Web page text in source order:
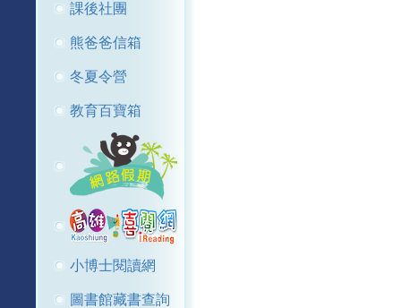
課後社團
熊爸爸信箱
冬夏令營
教育百寶箱
小博士閱讀網
圖書館藏書查詢